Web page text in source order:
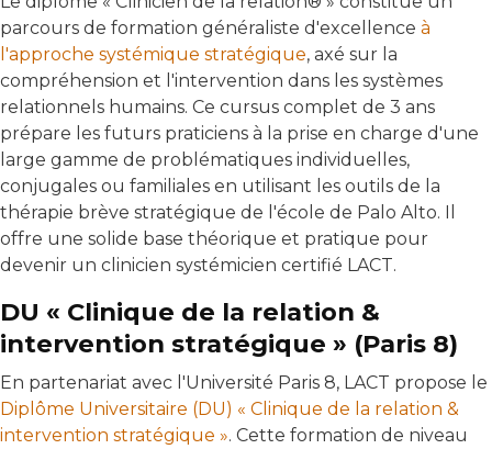
parcours de formation généraliste d'excellence à
l'approche systémique stratégique, axé sur la
compréhension et l'intervention dans les systèmes
relationnels humains. Ce cursus complet de 3 ans
prépare les futurs praticiens à la prise en charge d'une
large gamme de problématiques individuelles,
conjugales ou familiales en utilisant les outils de la
thérapie brève stratégique de l'école de Palo Alto. Il
offre une solide base théorique et pratique pour
devenir un clinicien systémicien certifié LACT.
DU « Clinique de la relation &
intervention stratégique » (Paris 8)
En partenariat avec l'Université Paris 8, LACT propose le
Diplôme Universitaire (DU) « Clinique de la relation &
intervention stratégique ». Cette formation de niveau